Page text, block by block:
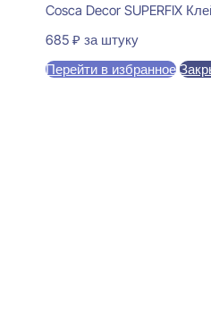
Cosca Decor SUPERFIX
685 ₽ за штуку
Перейти в избранное